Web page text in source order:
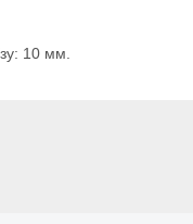
10 мм.